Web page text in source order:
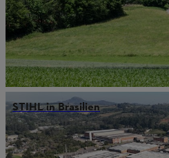
STIHL in Brasilien